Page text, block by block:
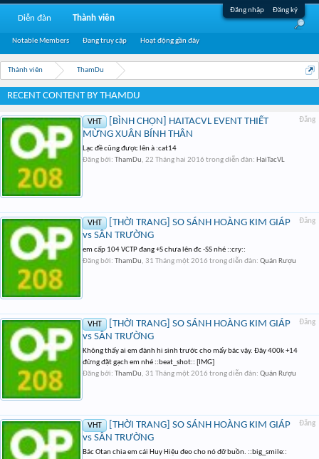
Đăng nhập Đăng ký
Thành viên ThamDu
RECENT CONTENT BY THAMDU
Đăng
VHT
[BÌNH CHỌN] HAITACVL EVENT THIẾT
MỪNG XUÂN BÍNH THÂN
Lạc đề cũng được lên à :cat14
Đăng bởi: ThamDu, 22 Tháng hai 2016 trong diễn đàn: HaiTacVL
Đăng
VHT
[THỜI TRANG] SO SÁNH HOÀNG KIM GIÁP
vs SÂN TRƯỜNG
em cấp 104 VCTP đang +S chưa lên đc -SS nhé ::cry::
Đăng bởi: ThamDu, 31 Tháng một 2016 trong diễn đàn: Quán Rượu
Đăng
VHT
[THỜI TRANG] SO SÁNH HOÀNG KIM GIÁP
vs SÂN TRƯỜNG
Không thấy ai em đành hi sinh trước cho mấy bác vậy. Đây 400k +14
đừng đặt gạch em nhé ::beat_shot:: [IMG]
Đăng bởi: ThamDu, 31 Tháng một 2016 trong diễn đàn: Quán Rượu
Đăng
VHT
[THỜI TRANG] SO SÁNH HOÀNG KIM GIÁP
vs SÂN TRƯỜNG
Bác Otan chia em cái Huy Hiệu đeo cho nó đỡ buồn. ::big_smile::
Diễn đàn Thành viên
Notable Members Đang truy cập Hoạt động gần đây